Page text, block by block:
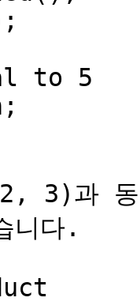
to 5
3)과 동
니다.